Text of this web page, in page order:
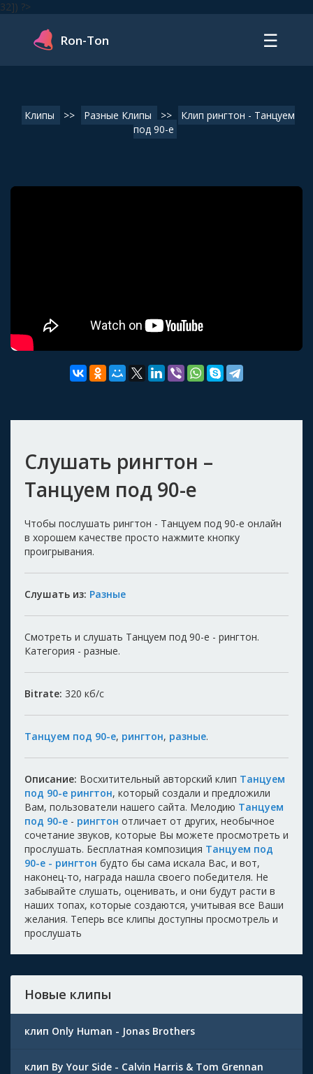
32]) ?>
Ron-Ton ☰
Клипы >> Разные Клипы >>
Клип рингтон - Танцуем
под 90-е
Слушать рингтон –
Танцуем под 90-е
Чтобы послушать рингтон - Танцуем под 90-е онлайн
в хорошем качестве просто нажмите кнопку
проигрывания.
Слушать из: Разные
Смотреть и слушать Танцуем под 90-е - рингтон.
Категория - разные.
Bitrate: 320 кб/с
Танцуем под 90-е, рингтон, разные.
Описание: Восхитительный авторский клип Танцуем
под 90-е рингтон, который создали и предложили
Вам, пользователи нашего сайта. Мелодию Танцуем
под 90-е - рингтон отличает от других, необычное
сочетание звуков, которые Вы можете просмотреть и
прослушать. Бесплатная композиция Танцуем под
90-е - рингтон будто бы сама искала Вас, и вот,
наконец-то, награда нашла своего победителя. Не
забывайте слушать, оценивать, и они будут расти в
наших топах, которые создаются, учитывая все Ваши
желания. Теперь все клипы доступны просмотрель и
прослушать
Новые клипы
клип Only Human - Jonas Brothers
клип By Your Side - Calvin Harris & Tom Grennan